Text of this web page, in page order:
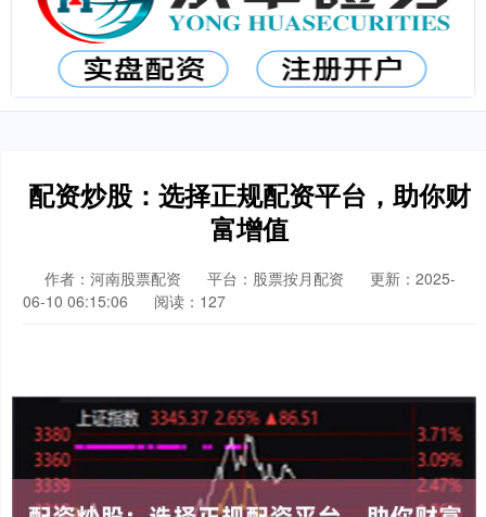
配资炒股：选择正规配资平台，助你财
富增值
作者：河南股票配资 平台：股票按月配资
更新：2025-
06-10 06:15:06
阅读：127